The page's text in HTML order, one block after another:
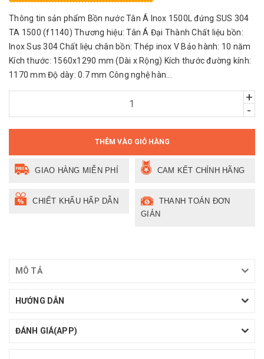
Thông tin sản phẩm Bồn nước Tân Á Inox 1500L đứng SUS 304
TA 1500 (f1140) Thương hiệu: Tân Á Đại Thành Chất liệu bồn:
Inox Sus 304 Chất liệu chân bồn: Thép inox V Bảo hành: 10 năm
Kích thước: 1560x1290 mm (Dài x Rộng) Kích thước đường kính:
1170 mm Độ dày: 0.7 mm Công nghệ hàn...
+
-
THÊM VÀO GIỎ HÀNG
GIAO HÀNG MIỄN PHÍ CAM KẾT CHÍNH HÃNG
CHIẾT KHẤU HẤP DẪN
THANH TOÁN ĐƠN
GIẢN
MÔ TẢ
HƯỚNG DẪN
ĐÁNH GIÁ(APP)